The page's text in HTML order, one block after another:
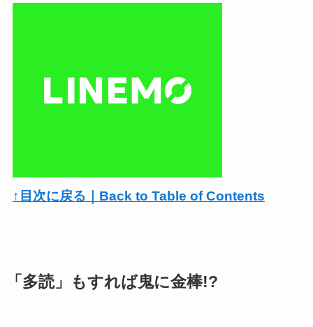
↑目次に戻る｜Back to Table of Contents
「多読」もすれば鬼に金棒!?